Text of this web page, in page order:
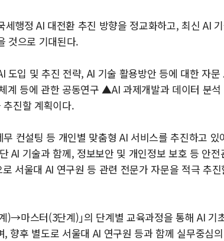
행정 AI 대전환 추진 방향을 정교화하고, 최신 AI
것으로 기대된다.
도입 및 추진 전략, AI 기술 활용방안 등에 대한 자
계 등에 관한 공동연구 ▲AI 과제개발과 데이터 분석
진할 계획이다.
컨설팅 등 개인별 맞춤형 AI 서비스를 추진하고 있
AI 기술과 함께, 정보보안 및 개인정보 보호 등 안전
서울대 AI 연구원 등 관련 전문가 자문을 적극 추진
마스터(3단계)｣의 단계별 교육과정을 통해 AI 기
향후 별도로 서울대 AI 연구원 등과 함께 실무중심